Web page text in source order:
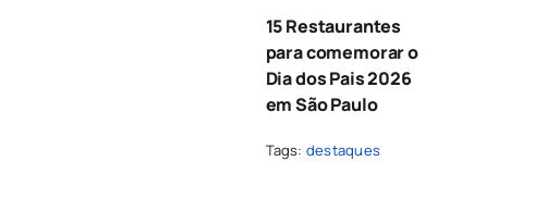
15 Restaurantes
para comemorar o
Dia dos Pais 2026
em São Paulo
Tags: destaques